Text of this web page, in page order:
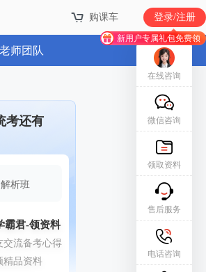
购课车 登录/注册
新用户专属礼包免费领
老师团队
考还有
析班
在线咨询
微信咨询
领取资料
售后服务
电话咨询